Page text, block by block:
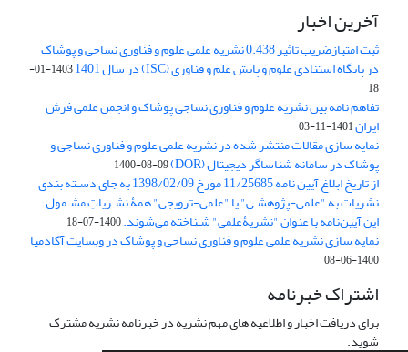
آخرین اخبار
ثبت امتیازضریب تاثیر 0.438 نشریه علمی علوم و فناوری نساجی و پوشاک
در پایگاه استنادی علوم و پایش علم و فناوری (ISC) در سال 1401
1403-01-
18
تفاهم نامه بین نشریه علوم و فناوری نساجی پوشاک و انجمن علمی فرش
ایران1401-11-03
نمایه سازی مقالات منتشر شده در نشریه علمی علوم و فناوری نساجی و
پوشاک در سامانه شناساگر دیجیتال (DOR) 1400-08-09
از تاریخ ابلاغ آیین نامه 11/25685 مورخ 1398/02/09 به جای دسـته بندی
نشریات به "علمی-پژوهشـی" یا "علمی-ترویجی" همۀ نشـریاتِ مشـمول
این آیین‌نامه با عنوان "نشریۀعلمی" شـناخته می‌شوند.1400-07-18
نمایه سازی نشریه علمی علوم و فناوری نساجی و پوشاک در وبسایت آکادمیا
1400-06-08
اشتراک خبرنامه
برای دریافت اخبار و اطلاعیه های مهم نشریه در خبرنامه نشریه مشترک
شوید.